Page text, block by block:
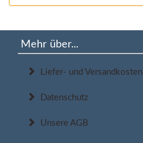
Mehr über...
Liefer- und Versandkosten
Datenschutz
Unsere AGB